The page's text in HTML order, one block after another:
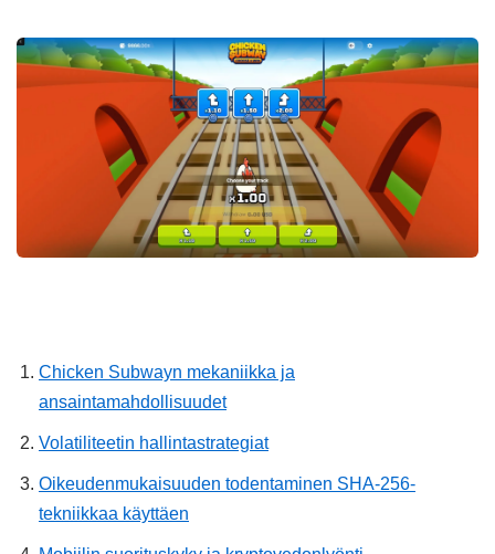
Chicken Subwayn mekaniikka ja
ansaintamahdollisuudet
Volatiliteetin hallintastrategiat
Oikeudenmukaisuuden todentaminen SHA-256-
tekniikkaa käyttäen